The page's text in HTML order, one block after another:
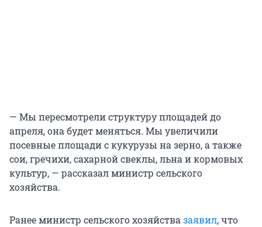
— Мы пересмотрели структуру площадей до
апреля, она будет меняться. Мы увеличили
посевные площади с кукурузы на зерно, а также
сои, гречихи, сахарной свеклы, льна и кормовых
культур, — рассказал министр сельского
хозяйства.
Ранее министр сельского хозяйствазаявил, что